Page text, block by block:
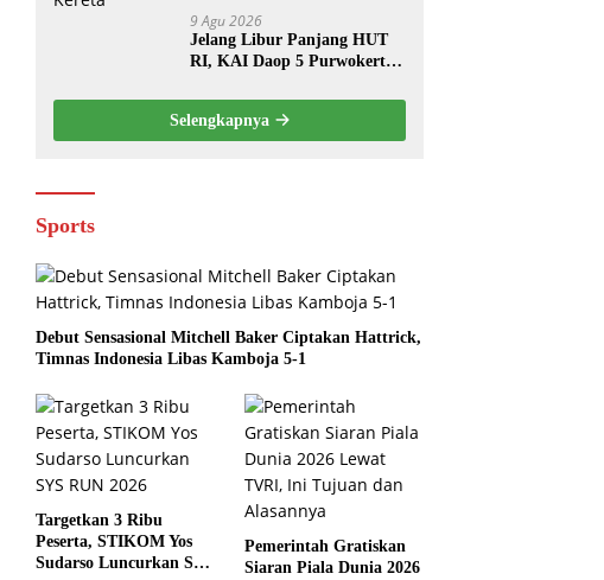
9 Agu 2026
Jelang Libur Panjang HUT
RI, KAI Daop 5 Purwokerto
Kereta
Selengkapnya
Sports
Debut Sensasional Mitchell Baker Ciptakan Hattrick,
Timnas Indonesia Libas Kamboja 5-1
Targetkan 3 Ribu
Peserta, STIKOM Yos
Sudarso Luncurkan SYS
Pemerintah Gratiskan
Siaran Piala Dunia 2026